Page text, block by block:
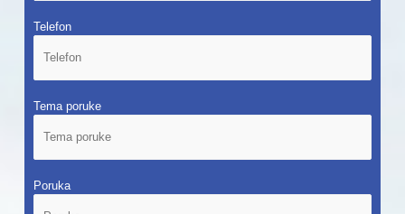
Telefon
Tema poruke
Poruka